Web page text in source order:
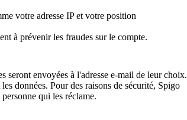
votre adresse IP et votre position
à prévenir les fraudes sur le compte.
seront envoyées à l'adresse e-mail de leur choix.
données. Pour des raisons de sécurité, Spigo
qui les réclame.